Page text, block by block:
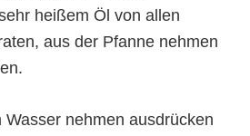
heißem Öl von allen
aus der Pfanne nehmen
Wasser nehmen ausdrücken